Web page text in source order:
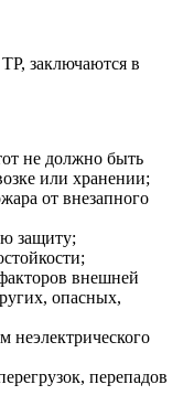
заключаются в
не должно быть
или хранении;
от внезапного
защиту;
внешней
опасных,
неэлектрического
перепадов